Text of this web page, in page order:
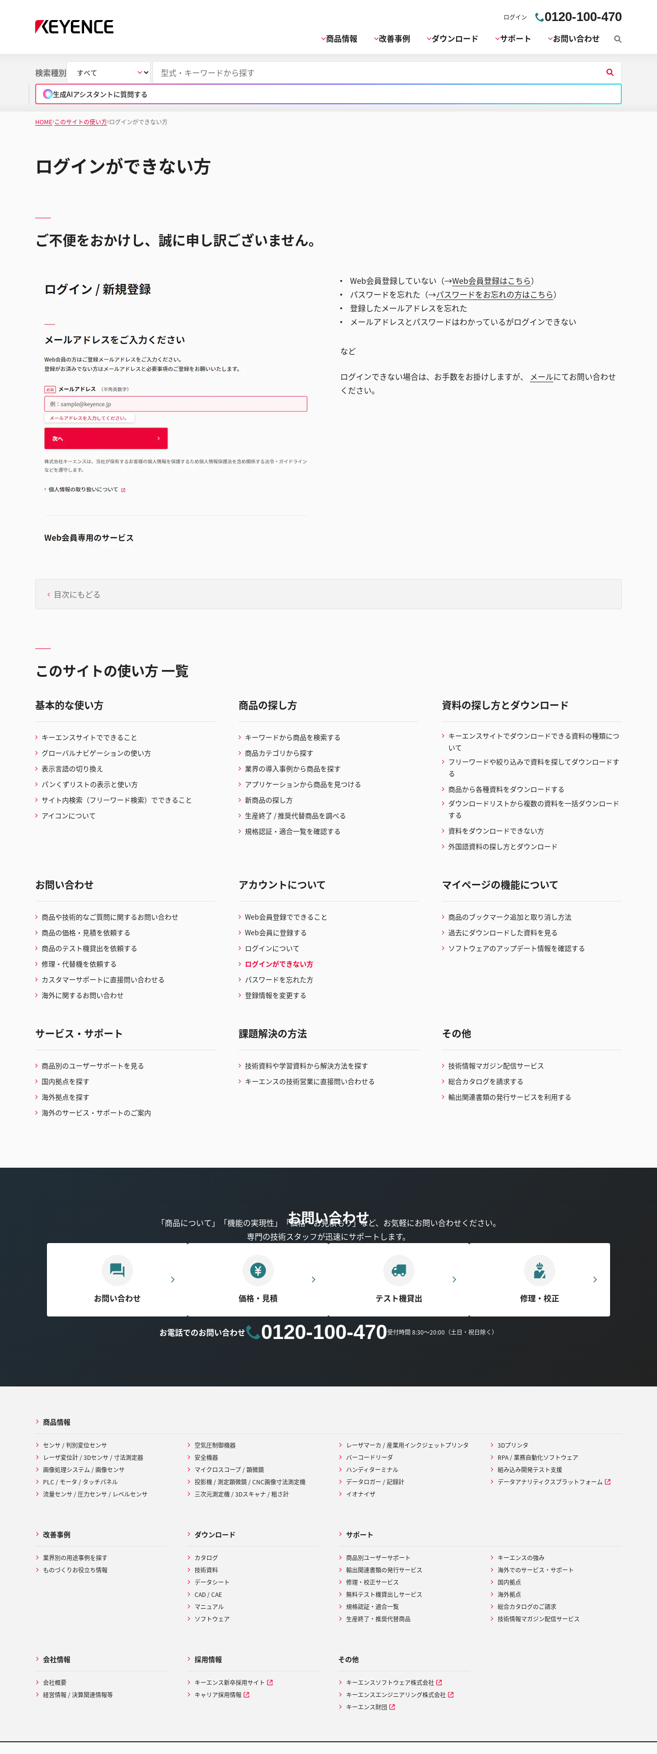
ログイン 0120-100-470
商品情報 改善事例 ダウンロード サポート お問い合わせ
検索種別
検
索
る
生成AIアシスタントに質問する
HOME このサイトの使い方 ログインができない方
ログインができない方
ご不便をおかけし、誠に申し訳ございません。
Web会員登録していない（→Web会員登録はこちら）
パスワードを忘れた（→パスワードをお忘れの方はこちら）
登録したメールアドレスを忘れた
メールアドレスとパスワードはわかっているがログインできない
など
ログインできない場合は、お手数をお掛けしますが、 メールにてお問い合わせ
ください。
目次にもどる
このサイトの使い方 一覧
基本的な使い方
キーエンスサイトでできること
グローバルナビゲーションの使い方
表示言語の切り換え
パンくずリストの表示と使い方
サイト内検索（フリーワード検索）でできること
アイコンについて
商品の探し方
キーワードから商品を検索する
商品カテゴリから探す
業界の導入事例から商品を探す
アプリケーションから商品を見つける
新商品の探し方
生産終了 / 推奨代替商品を調べる
規格認証・適合一覧を確認する
資料の探し方とダウンロード
キーエンスサイトでダウンロードできる資料の種類につ
いて
フリーワードや絞り込みで資料を探してダウンロードす
る
商品から各種資料をダウンロードする
ダウンロードリストから複数の資料を一括ダウンロード
する
資料をダウンロードできない方
外国語資料の探し方とダウンロード
お問い合わせ
商品や技術的なご質問に関するお問い合わせ
商品の価格・見積を依頼する
商品のテスト機貸出を依頼する
修理・代替機を依頼する
カスタマーサポートに直接問い合わせる
海外に関するお問い合わせ
アカウントについて
Web会員登録でできること
Web会員に登録する
ログインについて
ログインができない方
パスワードを忘れた方
登録情報を変更する
マイページの機能について
商品のブックマーク追加と取り消し方法
過去にダウンロードした資料を見る
ソフトウェアのアップデート情報を確認する
サービス・サポート
商品別のユーザーサポートを見る
国内拠点を探す
海外拠点を探す
海外のサービス・サポートのご案内
課題解決の方法
技術資料や学習資料から解決方法を探す
キーエンスの技術営業に直接問い合わせる
その他
技術情報マガジン配信サービス
総合カタログを請求する
輸出関連書類の発行サービスを利用する
お問い合わせ
「商品について」「機能の実現性」「価格・お見積もり」など、お気軽にお問い合わせください。
専門の技術スタッフが迅速にサポートします。
お問い合わせ 価格・見積 テスト機貸出 修理・校正
お電話でのお問い合わせ 0120-100-470受付時間 8:30～20:00（土日・祝日除く）
商品情報
センサ / 判別変位センサ
レーザ変位計 / 3Dセンサ / 寸法測定器
画像処理システム / 画像センサ
PLC / モータ / タッチパネル
流量センサ / 圧力センサ / レベルセンサ
空気圧制御機器
安全機器
マイクロスコープ / 顕微鏡
投影機 / 測定顕微鏡 / CNC画像寸法測定機
三次元測定機 / 3Dスキャナ / 粗さ計
レーザマーカ / 産業用インクジェットプリンタ
バーコードリーダ
ハンディターミナル
データロガー / 記録計
イオナイザ
3Dプリンタ
RPA / 業務自動化ソフトウェア
組み込み開発テスト支援
データアナリティクスプラットフォーム
改善事例
業界別の用途事例を探す
ものづくりお役立ち情報
ダウンロード
カタログ
技術資料
データシート
CAD / CAE
マニュアル
ソフトウェア
サポート
商品別ユーザーサポート
輸出関連書類の発行サービス
修理・校正サービス
無料テスト機貸出しサービス
規格認証・適合一覧
生産終了・推奨代替商品
キーエンスの強み
海外でのサービス・サポート
国内拠点
海外拠点
総合カタログのご請求
技術情報マガジン配信サービス
会社情報
会社概要
経営情報 / 決算関連情報等
採用情報
キーエンス新卒採用サイト
キャリア採用情報
その他
キーエンスソフトウェア株式会社
キーエンスエンジニアリング株式会社
キーエンス財団